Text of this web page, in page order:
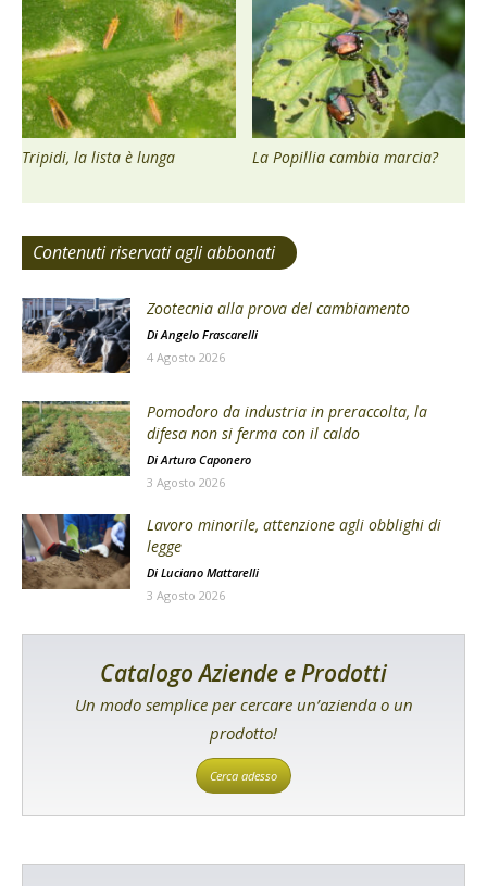
Tripidi, la lista è lunga La Popillia cambia marcia?
Contenuti riservati agli abbonati
Zootecnia alla prova del cambiamento
DiAngelo Frascarelli
4 Agosto 2026
Pomodoro da industria in preraccolta, la
difesa non si ferma con il caldo
Di Arturo Caponero
3 Agosto 2026
Lavoro minorile, attenzione agli obblighi di
legge
Di Luciano Mattarelli
3 Agosto 2026
Catalogo Aziende e Prodotti
Un modo semplice per cercare un’azienda o un
prodotto!
Cerca adesso